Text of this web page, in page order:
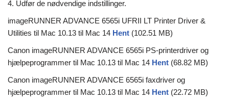
4. Udfør de nødvendige indstillinger.
imageRUNNER ADVANCE 6565i UFRII LT Printer Driver &
Utilities til Mac 10.13 til Mac 14 Hent (102.51 MB)
Canon imageRUNNER ADVANCE 6565i PS-printerdriver og
hjælpeprogrammer til Mac 10.13 til Mac 14 Hent (68.82 MB)
Canon imageRUNNER ADVANCE 6565i faxdriver og
hjælpeprogrammer til Mac 10.13 til Mac 14 Hent (22.72 MB)